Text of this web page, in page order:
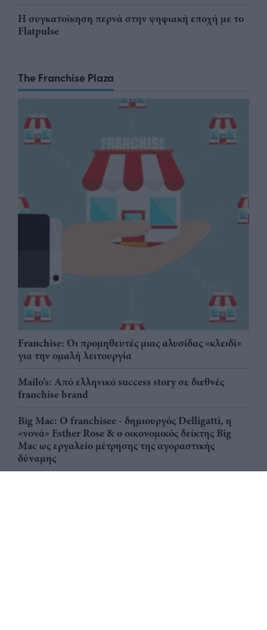
Η συγκατοίκηση περνά στην ψηφιακή εποχή με το
Flatpulse
The Franchise Plaza
Franchise: Οι προμηθευτές μιας αλυσίδας «κλειδί»
για την ομαλή λειτουργία
Mailo’s: Από ελληνικό success story σε διεθνές
franchise brand
Big Mac: Ο franchisee - δημιουργός Delligatti, η
«νονά» Esther Rose & ο οικονομικός δείκτης Big
Mac ως εργαλείο μέτρησης της αγοραστικής
δύναμης